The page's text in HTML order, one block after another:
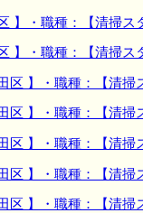
・職種：【清掃ス
・職種：【清掃ス
】・職種：【清掃
】・職種：【清掃
】・職種：【清掃
】・職種：【清掃
】・職種：【清掃